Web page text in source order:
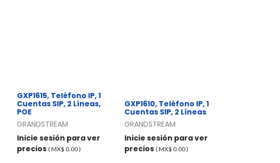
GXP1615, Teléfono IP, 1
Cuentas SIP, 2 Líneas,
POE
GRANDSTREAM
Inicie sesión para ver
precios ( MX$ 0.00)
GXP1610, Teléfono IP, 1
Cuentas SIP, 2 Líneas
GRANDSTREAM
Inicie sesión para ver
precios ( MX$ 0.00)